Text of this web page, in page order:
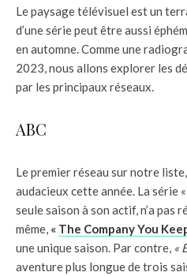
Le paysage télévisuel est un
d’une série peut être aussi
en automne. Comme une
2023, nous allons explorer les
par les principaux réseaux.
ABC
Le premier réseau sur notre liste,
audacieux cette année. La série «
seule saison à son actif, n’a pas
même, « The Company You
une unique saison. Par contre, «
aventure plus longue de trois